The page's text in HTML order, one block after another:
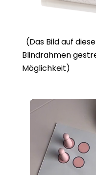
(Das Bild auf
Blindrahmen
Möglichkeit)